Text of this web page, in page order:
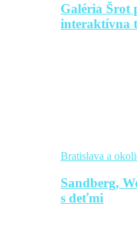
Galéria Šrot
interaktívna
Bratislava a
Sandberg,
s deťmi